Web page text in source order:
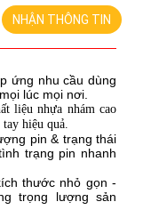
NHẬN THÔNG TIN
ứng nhu cầu dùng
lúc mọi nơi.
liệu nhựa nhám cao
tay hiệu quả.
pin & trạng thái
trạng pin nhanh
thước nhỏ gọn -
trọng lượng sản